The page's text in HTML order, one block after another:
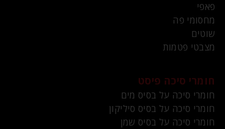
פאפי
מחסומי פה
שוטים
מצבטי פטמות
חומרי סיכה פיסט
חומרי סיכה על בסיס מים
חומרי סיכה על בסיס סיליקון
חומרי סיכה על בסיס שמן